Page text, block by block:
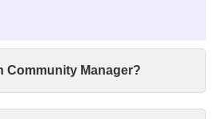
Community Manager?